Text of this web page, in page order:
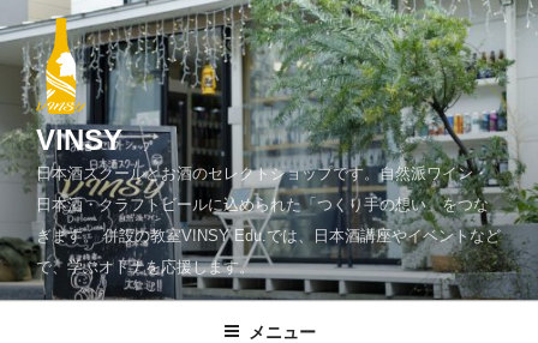
ン
ツ
へ
ッ
プ
VINSY
日本酒スクールとお酒のセレクトショップです。自然派ワイン・
日本酒・クラフトビールに込められた「つくり手の想い」をつな
ぎます。 併設の教室VINSY Edu.では、日本酒講座やイベントなど
で、学ぶオトナを応援します。
メニュー